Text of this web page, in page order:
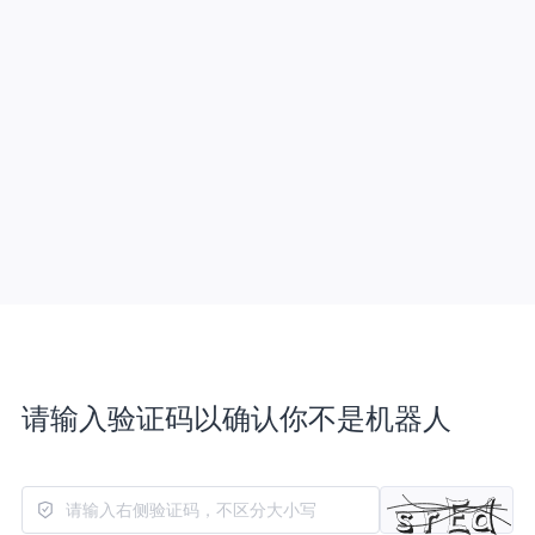
请输入验证码以确认你不是机器人